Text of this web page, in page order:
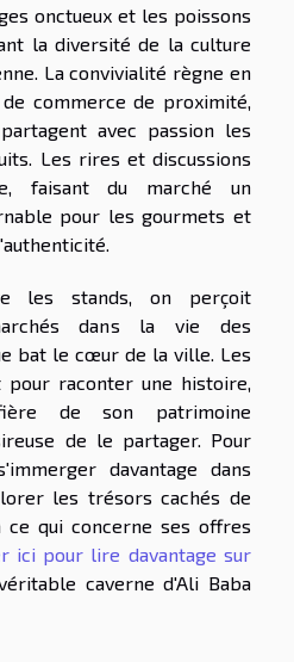
onctueux et les poissons
la diversité de la culture
La convivialité règne en
commerce de proximité,
avec passion les
Les rires et discussions
faisant du marché un
pour les gourmets et
les stands, on perçoit
dans la vie des
bat le cœur de la ville. Les
pour raconter une histoire,
de son patrimoine
de le partager. Pour
davantage dans
les trésors cachés de
ce qui concerne ses offres
ici pour lire davantage sur
caverne d'Ali Baba